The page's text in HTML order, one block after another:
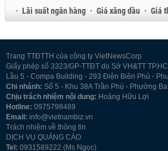
Lãi suất ngân hàng
Giá xăng dầu
Giá
Trang TTĐTTH của công ty VietNewsCorp
Giấy phép số 3323/GP-TTĐT do Sở VH&TT
Lầu 5 - Compa Building - 293 Điện Biên Phủ -
Chi nhánh: Số 5 - Khu 38A Trần Phú - Phường
Chịu trách nhiệm nội dung: Hoàng Hữu Lợi
Hotline: 0975798489
Email: info@vietnambiz.vn
Trách nhiệm về thông tin
DỊCH VỤ QUẢNG CÁO
Tel: 0931589222 (Ms Ngọc)